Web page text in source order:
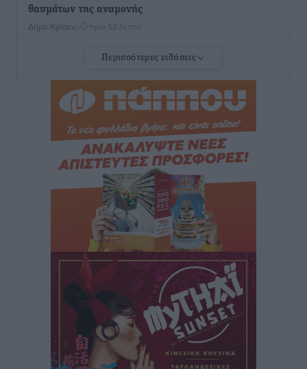
θαυμάτων της αναμονής
Δημο-Κρίσεις πριν 52 λεπτά
ΣΕΤΕ: Σημαντική θεσμική εξέλιξη η ΚΥΑ για το ΕΧΠ
για τον τουρισμό
• πριν 1 ώρα
Γ. Χατζημάρκος: “Δύο μεγάλες δεσμεύσεις
Γεωργιάδη” – Κίνητρα για τους γιατρούς των νησιών
και συνεργασία Ρόδου με το Αττικόν για το
Ακτινοθεραπευτικό
πριν 1 ώρα
Σούπερ μάρκετ: Διευρύνεται η εθνική πρωτοβουλία
για τις τιμές – Eρχονται νέες συμμετοχές εταιρειών
πριν 1 ώρα
Συνελήφθησαν έξι άτομα για ηχορύπανση από
καταστήματα στο Νότιο Αιγαίο
Τοπικές Ειδήσεις πριν 1 ώρα
Περισσότερες ειδήσεις